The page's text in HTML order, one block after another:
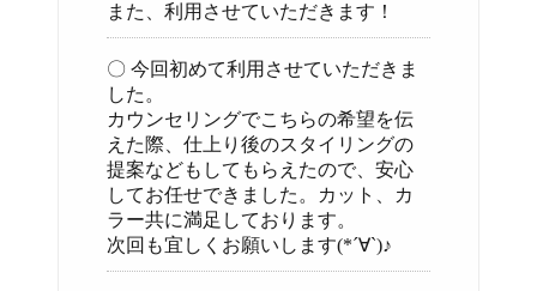
また、利用させていただきます！
〇 今回初めて利用させていただきま
した。
カウンセリングでこちらの希望を伝
えた際、仕上り後のスタイリングの
提案などもしてもらえたので、安心
してお任せできました。カット、カ
ラー共に満足しております。
次回も宜しくお願いします(*´∀`)♪